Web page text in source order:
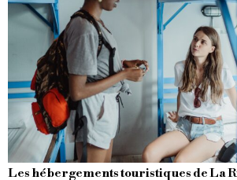
Les hébergements touristiques de La